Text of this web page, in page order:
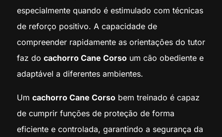
especialmente quando é estimulado com técnicas
de reforço positivo. A capacidade de
compreender rapidamente as orientações do tutor
faz do cachorro Cane Corsoum cão obediente e
adaptável a diferentes ambientes.
Um cachorro Cane Corsobem treinado é capaz
de cumprir funções de proteção de forma
eficiente e controlada, garantindo a segurança da